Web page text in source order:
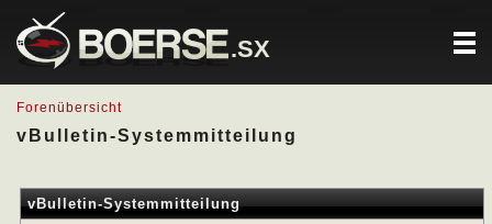
.SX
Forenübersicht
vBulletin-Systemmitteilung
vBulletin-Systemmitteilung